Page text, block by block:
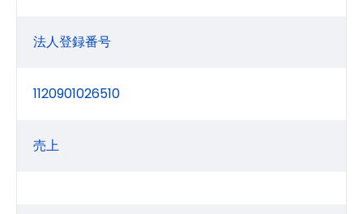
法人登録番号
1120901026510
売上